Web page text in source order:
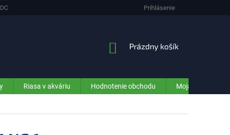
OCHRANA OSOBNÝCH ÚDAJOV (GDPR) - INFORMÁCIE PRE ZÁKAZNÍKOV E-
Prihlásenie
NÁKUPNÝ
Prázdny košík
Riasa v akváriu Hodnotenie obchodu Moja objednávka